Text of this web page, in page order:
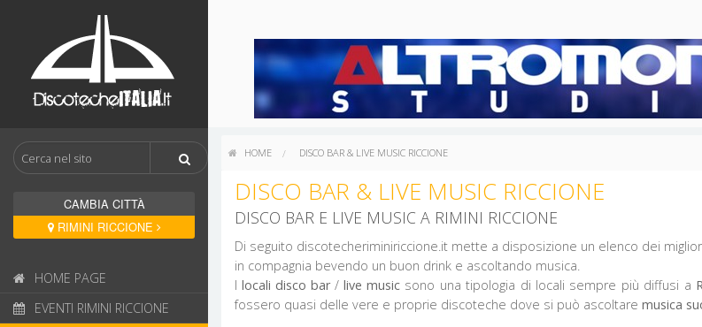
CAMBIA CITTÀ
RIMINI RICCIONE
HOME PAGE
EVENTI RIMINI RICCIONE
HOME DISCO BAR & LIVE MUSIC RICCIONE
DISCO BAR & LIVE MUSIC RICCIONE
DISCO BAR E LIVE MUSIC A RIMINI RICCIONE
Di seguito discotecheriminiriccione.it mette a disposizione un elenco dei
in compagnia bevendo un buon drink e ascoltando musica.
I locali disco bar/ live music sono una tipologia di locali sempre più diffusi a
fossero quasi delle vere e proprie discoteche dove si può ascoltare musica